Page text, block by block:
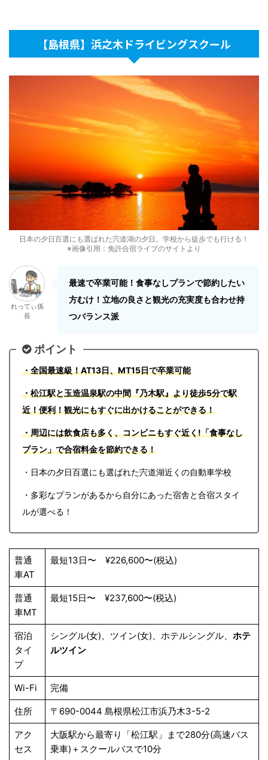
【島根県】浜之木ドライビングスクール
日本の夕日百選にも選ばれた宍道湖の夕日。学校から徒歩でも行ける！
※画像引用：免許合宿ライブのサイトより
れってぃ係
長
最速で卒業可能！食事なしプランで節約したい
方むけ！立地の良さと観光の充実度も合わせ持
つバランス派
ポイント
・全国最速級！AT13日、MT15日で卒業可能
・松江駅と玉造温泉駅の中間『乃木駅』より徒歩5分で駅
近！便利！観光にもすぐに出かけることができる！
・周辺には飲食店も多く、コンビニもすぐ近く!「食事なし
プラン」で合宿料金を節約できる！
・日本の夕日百選にも選ばれた宍道湖近くの自動車学校
・多彩なプランがあるから自分にあった宿舎と合宿スタイ
ルが選べる！
普通
車AT
最短13日〜 ¥226,600〜(税込)
普通
車MT
最短15日〜 ¥237,600〜(税込)
宿泊
タイ
プ
シングル(女)、ツイン(女)、ホテルシングル、 ホテ
ルツイン
Wi-Fi 完備
住所 〒690-0044 島根県松江市浜乃木3-5-2
アク
セス
大阪駅から最寄り「松江駅」まで280分(高速バス
乗車)＋スクールバスで10分